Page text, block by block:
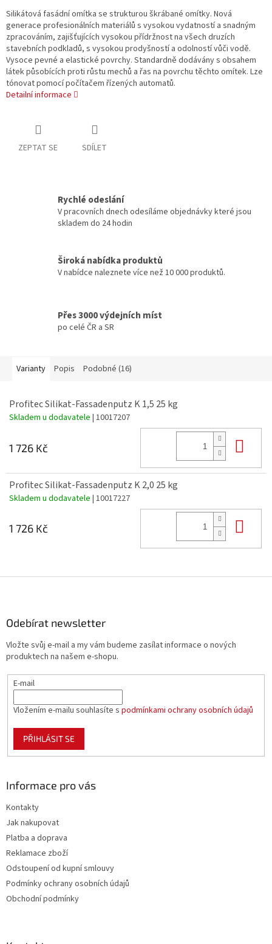
Silikátová fasádní omítka se strukturou škrábané omítky. Nová
generace profesionálních materiálů s vysokou vydatností a snadným
zpracováním, zajišťujících vysokou přídržnost na všech druzích
stavebních podkladů, s vysokou prodyšností a odolností vůči vodě.
Vysoce pevné a elastické povrchy. Standardně dodávány s obsahem
látek působících proti růstu mechů a řas na povrchu těchto omítek. Lze
tónovat pomocí počítačem řízených automatů.
Detailní informace
ZEPTAT SE SDÍLET
Rychlé odeslání
V pracovních dnech odesíláme objednávky které jsou
skladem do 24 hodin
Široká nabídka produktů
V nabídce naleznete více než 10 000 produktů.
Přes 3000 výdejních míst
po celé ČR a SR
Varianty Popis Podobné (16)
Profitec Silikat-Fassadenputz K 1,5 25 kg
Skladem u dodavatele | 10017207
1 726 Kč
Profitec Silikat-Fassadenputz K 2,0 25 kg
Skladem u dodavatele | 10017227
1 726 Kč
Odebírat newsletter
Vložte svůj e-mail a my vám budeme zasílat informace o nových
produktech na našem e-shopu.
E-mail
Vložením e-mailu souhlasíte s podmínkami ochrany osobních údajů
PŘIHLÁSIT SE
Informace pro vás
Kontakty
Jak nakupovat
Platba a doprava
Reklamace zboží
Odstoupení od kupní smlouvy
Podmínky ochrany osobních údajů
Obchodní podmínky